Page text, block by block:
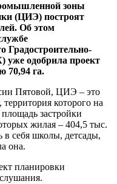
зоны
(ЦИЭ) построят
Об этом
Градостроительно-
уже одобрила проект
70,94 га.
Пятовой, ЦИЭ – это
которого на
застройки
жилая – 404,5 тыс.
в себя школы, детсады,
она.
планировки